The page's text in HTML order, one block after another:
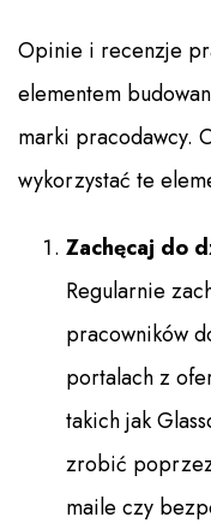
Opinie i recenzje
elementem
marki pracodawcy.
wykorzystać te
Zachęcaj do
Regularnie
pracowników
portalach z
takich jak
zrobić
maile czy